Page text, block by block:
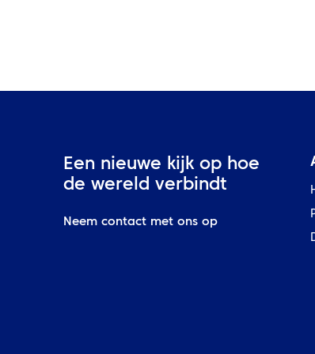
Een nieuwe kijk op hoe
de wereld verbindt
Neem contact met ons op